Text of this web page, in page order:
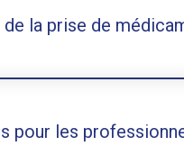
de la prise de
pour les